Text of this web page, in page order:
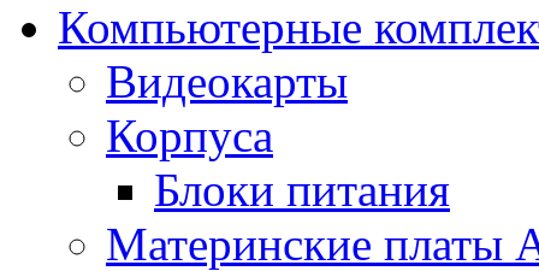
Компьютерные
Видеокарты
Корпуса
Блоки питания
Материнские платы